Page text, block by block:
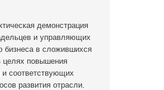
демонстрация
и управляющих
бизнеса в сложившихся
целях повышения
соответствующих
развития отрасли.